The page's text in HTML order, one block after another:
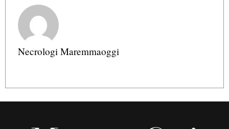
Necrologi Maremmaoggi